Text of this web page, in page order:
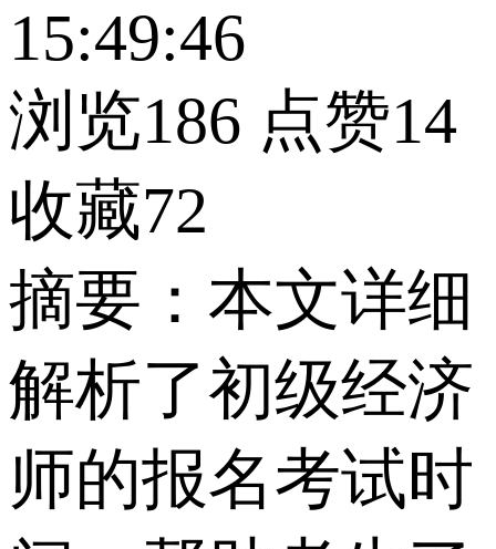
15:49:46
浏览186 点赞14
收藏72
摘要：本文详细
解析了初级经济
师的报名考试时